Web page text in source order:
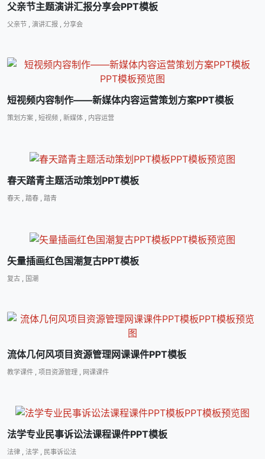
父亲节主题演讲汇报分享会PPT模板
父亲节 , 演讲汇报 , 分享会
短视频内容制作――新媒体内容运营策划方案PPT模板
策划方案 , 短视频 , 新媒体 , 内容运营
春天踏青主题活动策划PPT模板
春天 , 踏春 , 踏青
矢量插画红色国潮复古PPT模板
复古 国潮
流体几何风项目资源管理网课课件PPT模板
教学课件 项目资源管理 网课课件
法学专业民事诉讼法课程课件PPT模板
法律 , 法学 , 民事诉讼法